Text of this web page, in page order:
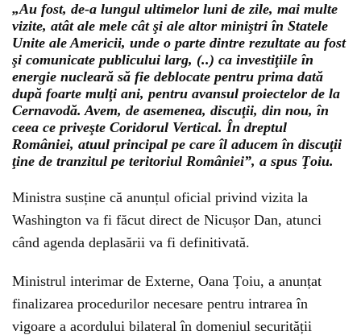
„Au fost, de-a lungul ultimelor luni de zile, mai multe
vizite, atât ale mele cât şi ale altor miniştri în Statele
Unite ale Americii, unde o parte dintre rezultate au fost
şi comunicate publicului larg, (..) ca investiţiile în
energie nucleară să fie deblocate pentru prima dată
după foarte mulţi ani, pentru avansul proiectelor de la
Cernavodă. Avem, de asemenea, discuţii, din nou, în
ceea ce priveşte Coridorul Vertical. În dreptul
României, atuul principal pe care îl aducem în discuţii
ţine de tranzitul pe teritoriul României”, a spus Ţoiu.
Ministra susține că anunțul oficial privind vizita la
Washington va fi făcut direct de Nicușor Dan, atunci
când agenda deplasării va fi definitivată.
Ministrul interimar de Externe, Oana Țoiu, a anunțat
finalizarea procedurilor necesare pentru intrarea în
vigoare a acordului bilateral în domeniul securității